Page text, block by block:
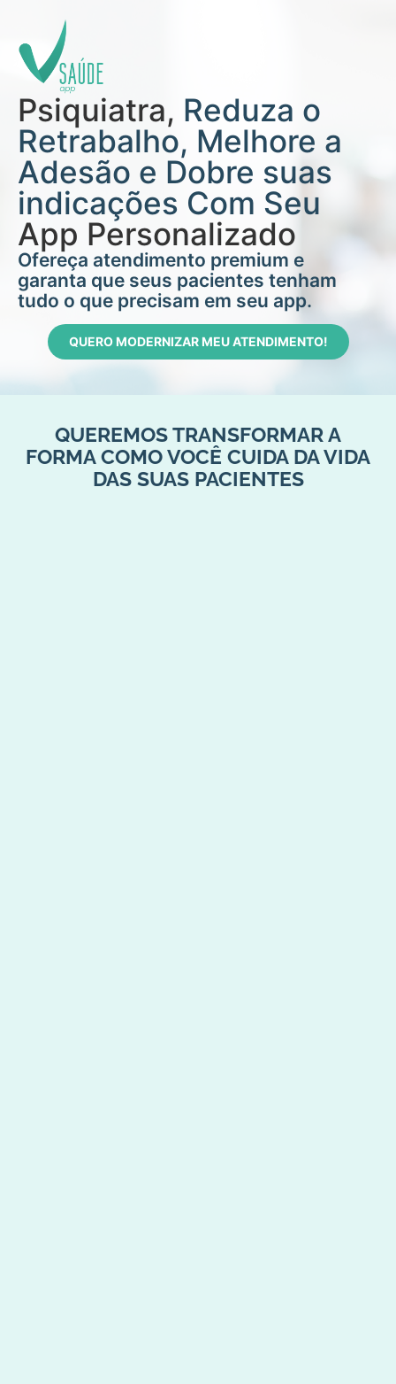
Psiquiatra, Reduza o
Retrabalho, Melhore a
Adesão e Dobre suas
indicações Com Seu
App Personalizado
Ofereça atendimento premium e
garanta que seus pacientes tenham
tudo o que precisam em seu app.
QUERO MODERNIZAR MEU ATENDIMENTO!
QUEREMOS TRANSFORMAR A
FORMA COMO VOCÊ CUIDA DA VIDA
DAS SUAS PACIENTES